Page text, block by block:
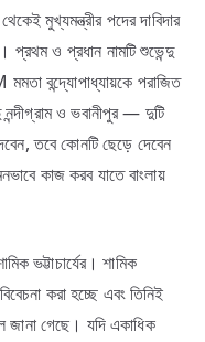
মুখ্যমন্ত্রীর পদের দাবিদার
প্রথম ও প্রধান নামটি শুভেন্দু
বন্দ্যোপাধ্যায়কে পরাজিত
নন্দীগ্রাম ও ভবানীপুর — দুটি
তবে কোনটি ছেড়ে দেবেন
কাজ করব যাতে বাংলায়
ভট্টাচার্যের। শামিক
করা হচ্ছে এবং তিনিই
জানা গেছে। যদি একাধিক